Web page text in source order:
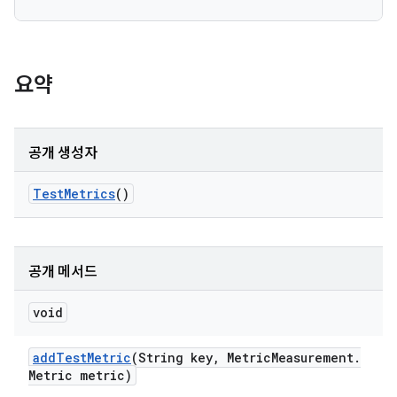
요약
공개 생성자
TestMetrics()
공개 메서드
void
addTestMetric(String key, MetricMeasurement.
Metric metric)